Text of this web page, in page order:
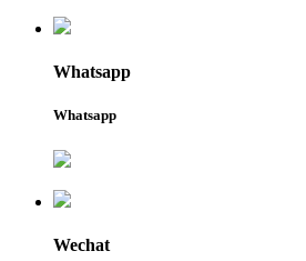
Whatsapp
Whatsapp
Wechat